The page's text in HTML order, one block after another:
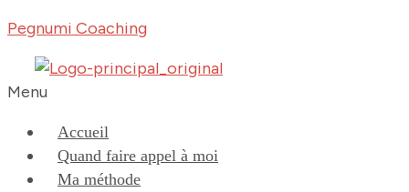
Pegnumi Coaching
Menu
Accueil
Quand faire appel à moi
Ma méthode